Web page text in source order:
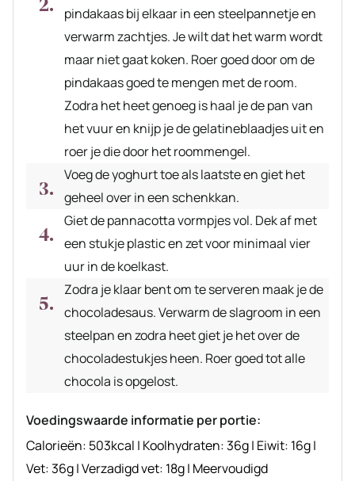
pindakaas bij elkaar in een steelpannetje en
verwarm zachtjes. Je wilt dat het warm wordt
maar niet gaat koken. Roer goed door om de
pindakaas goed te mengen met de room.
Zodra het heet genoeg is haal je de pan van
het vuur en knijp je de gelatineblaadjes uit en
roer je die door het roommengel.
Voeg de yoghurt toe als laatste en giet het
geheel over in een schenkkan.
Giet de pannacotta vormpjes vol. Dek af met
een stukje plastic en zet voor minimaal vier
uur in de koelkast.
Zodra je klaar bent om te serveren maak je de
chocoladesaus. Verwarm de slagroom in een
steelpan en zodra heet giet je het over de
chocoladestukjes heen. Roer goed tot alle
chocola is opgelost.
Voedingswaarde informatie per portie:
Calorieën: 503kcal | Koolhydraten:36g| Eiwit: 16g|
Vet:36g|Verzadigd vet: 18g| Meervoudigd